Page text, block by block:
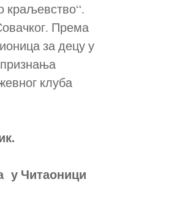
краљевство“.
Према
за децу у
клуба
у Читаоници